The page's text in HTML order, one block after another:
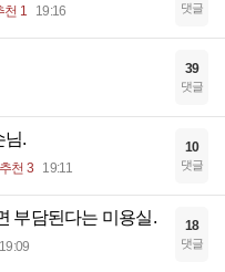
천 1 19:16 댓글
39
댓글
님.
추천 3 19:11
10
댓글
부담된다는 미용실.
19:09
18
댓글